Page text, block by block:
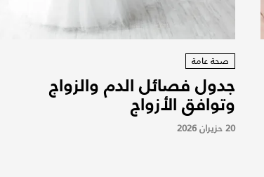
صحة عامة
جدول فصائل الدم والزواج
وتوافق الأزواج
20 حزيران 2026